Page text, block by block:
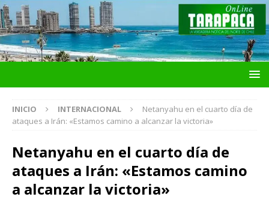
INICIO INTERNACIONAL
Netanyahu en el cuarto día de
ataques a Irán: «Estamos camino a alcanzar la victoria»
Netanyahu en el cuarto día de
ataques a Irán: «Estamos camino
a alcanzar la victoria»